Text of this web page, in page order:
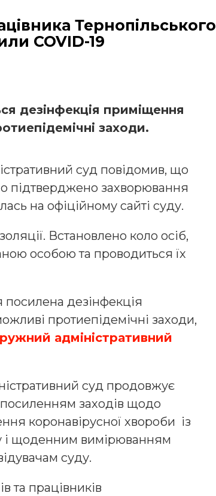
Тернопільського
COVID-19
дезінфекція приміщення
заходи.
суд повідомив, що
підтверджено захворювання
на офіційному сайті суду.
Встановлено коло осіб,
особою та проводиться їх
дезінфекція
протиепідемічні заходи,
адміністративний
суд продовжує
заходів щодо
коронавірусної хвороби із
щоденним вимірюванням
суду.
та працівників